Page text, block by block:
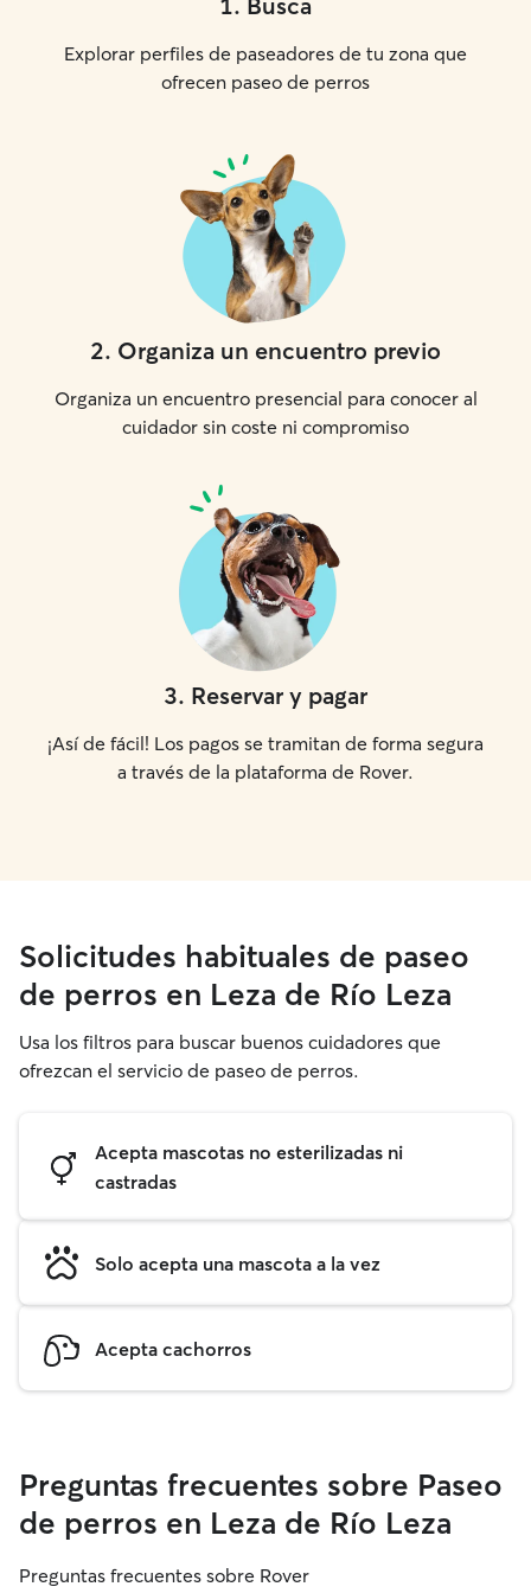
Explorar perfiles de paseadores de tu zona que
ofrecen paseo de perros
2. Organiza un encuentro previo
Organiza un encuentro presencial para conocer al
cuidador sin coste ni compromiso
3. Reservar y pagar
¡Así de fácil! Los pagos se tramitan de forma segura
a través de la plataforma de Rover.
Solicitudes habituales de paseo
de perros en Leza de Río Leza
Usa los filtros para buscar buenos cuidadores que
ofrezcan el servicio de paseo de perros.
Acepta mascotas no esterilizadas ni
castradas
Solo acepta una mascota a la vez
Acepta cachorros
Preguntas frecuentes sobre Paseo
de perros en Leza de Río Leza
Preguntas frecuentes sobre Rover